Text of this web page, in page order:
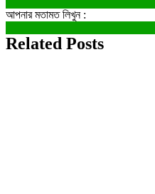
আপনার মতামত লিখুন :
Related Posts